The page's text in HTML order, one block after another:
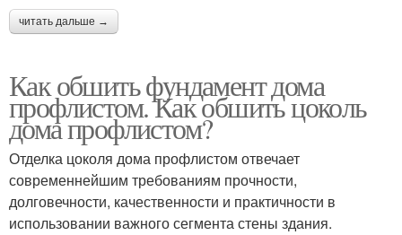
читать дальше →
Как обшить фундамент дома
профлистом. Как обшить цоколь
дома профлистом?
Отделка цоколя дома профлистом отвечает
современнейшим требованиям прочности,
долговечности, качественности и практичности в
использовании важного сегмента стены здания.